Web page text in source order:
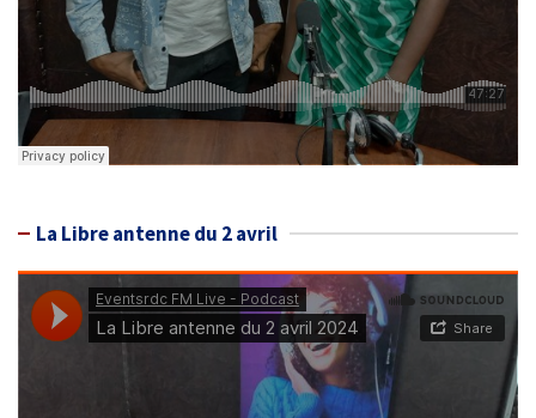
La Libre antenne du 2 avril